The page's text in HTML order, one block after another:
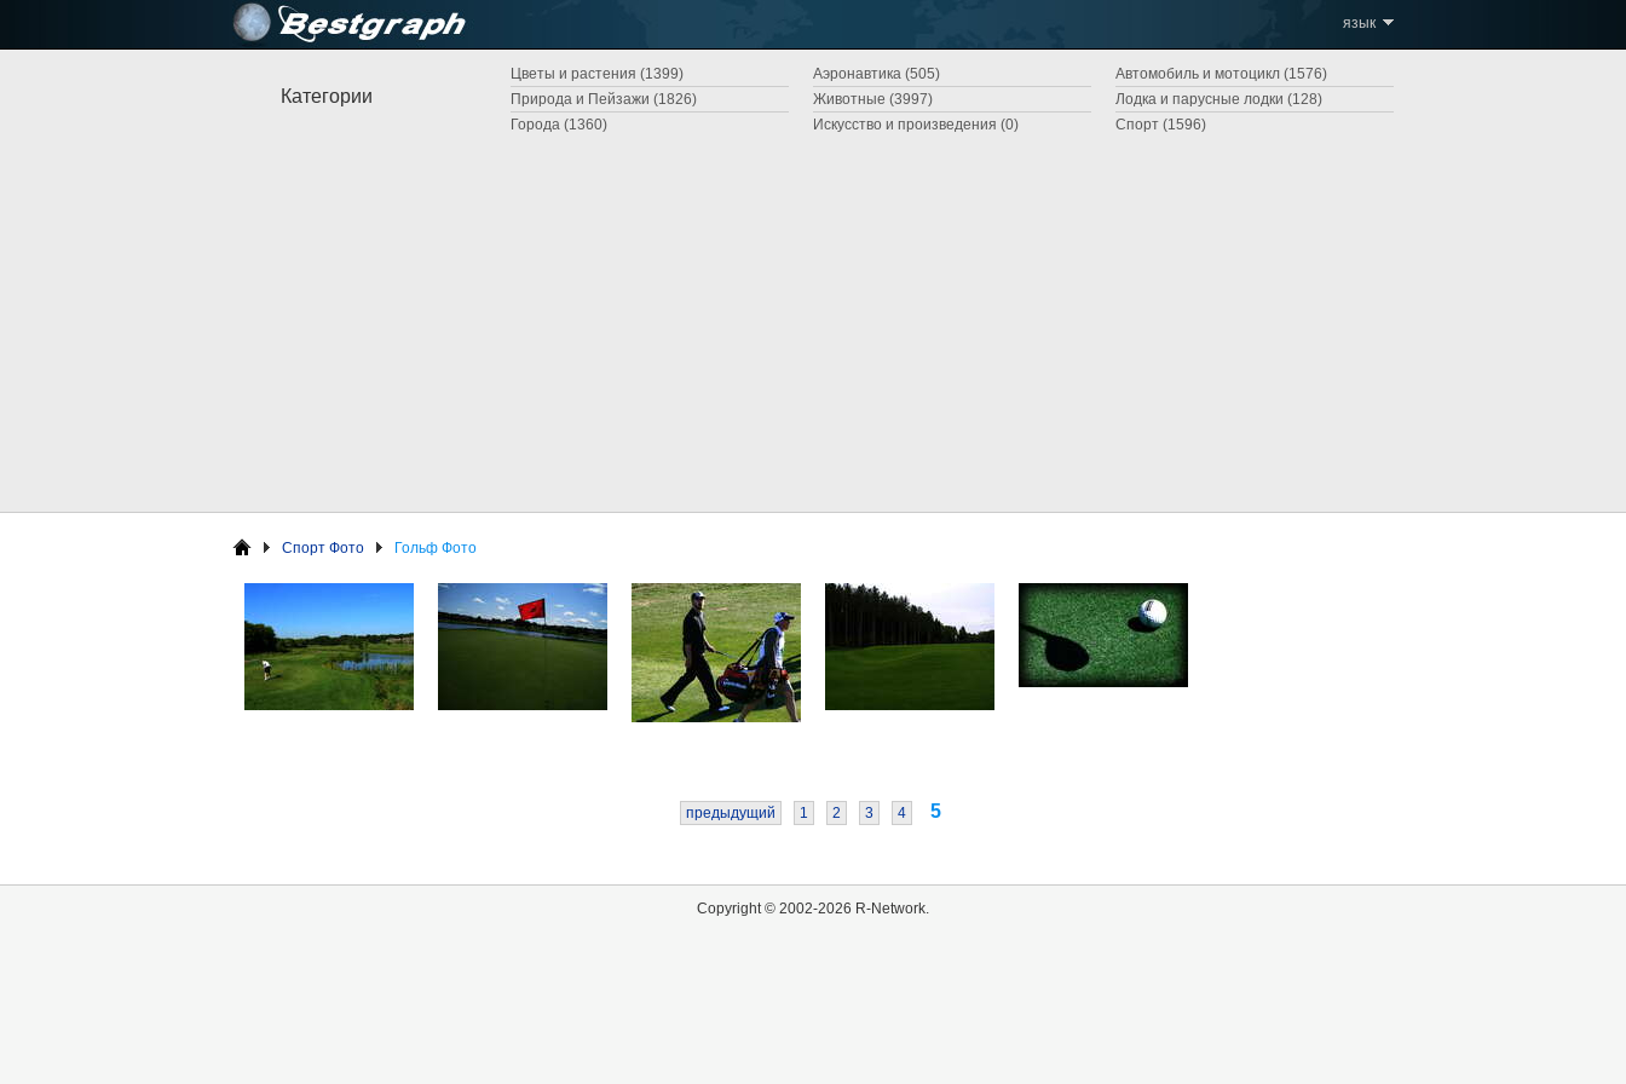
язык
Категории
Автомобиль и мотоцикл (1576)
Аэронавтика (505)
Цветы и растения (1399)
Лодка и парусные лодки (128)
Животные (3997)
Природа и Пейзажи (1826)
Спорт (1596)
Искусство и произведения (0)
Города (1360)
Спорт Фото Гольф Фото
предыдущий 1 2 3 4 5
Copyright © 2002-2026 R-Network.